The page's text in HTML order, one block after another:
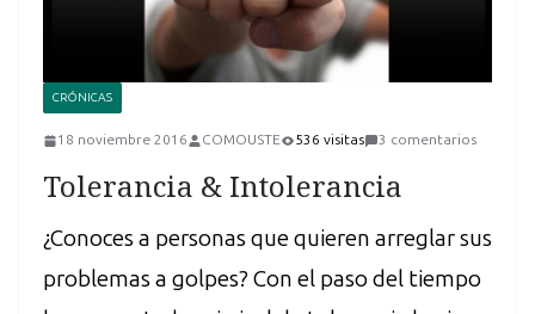
CRÓNICAS
18 noviembre 2016 COMOUSTE 536 visitas 3 comentarios
Tolerancia & Intolerancia
¿Conoces a personas que quieren arreglar sus
problemas a golpes? Con el paso del tiempo